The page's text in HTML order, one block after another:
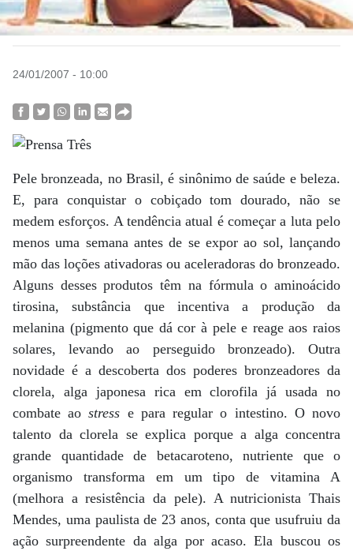
24/01/2007 - 10:00
Pele bronzeada, no Brasil, é sinônimo de saúde e beleza.
E, para conquistar o cobiçado tom dourado, não se
medem esforços. A tendência atual é começar a luta pelo
menos uma semana antes de se expor ao sol, lançando
mão das loções ativadoras ou aceleradoras do bronzeado.
Alguns desses produtos têm na fórmula o aminoácido
tirosina, substância que incentiva a produção da
melanina (pigmento que dá cor à pele e reage aos raios
solares, levando ao perseguido bronzeado). Outra
novidade é a descoberta dos poderes bronzeadores da
clorela, alga japonesa rica em clorofila já usada no
combate ao stress e para regular o intestino. O novo
talento da clorela se explica porque a alga concentra
grande quantidade de betacaroteno, nutriente que o
organismo transforma em um tipo de vitamina A
(melhora a resistência da pele). A nutricionista Thais
Mendes, uma paulista de 23 anos, conta que usufruiu da
ação surpreendente da alga por acaso. Ela buscou os